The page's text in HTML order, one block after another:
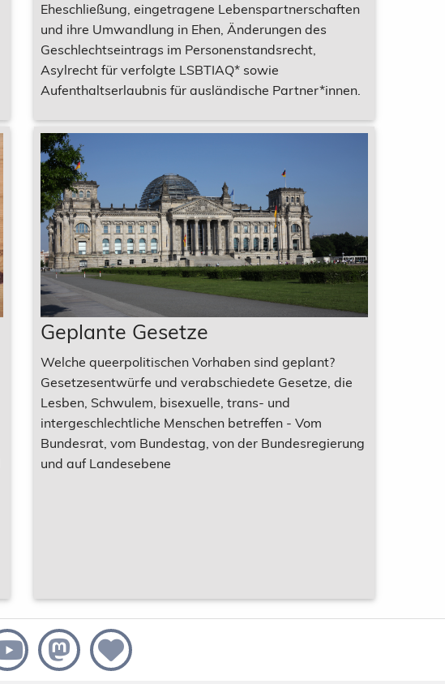
Eheschließung, eingetragene Lebenspartnerschaften
und ihre Umwandlung in Ehen, Änderungen des
Geschlechtseintrags im Personenstandsrecht,
Asylrecht für verfolgte LSBTIAQ* sowie
Aufenthaltserlaubnis für ausländische Partner*innen.
Geplante Gesetze
Welche queerpolitischen Vorhaben sind geplant?
Gesetzesentwürfe und verabschiedete Gesetze, die
Lesben, Schwulem, bisexuelle, trans- und
intergeschlechtliche Menschen betreffen - Vom
Bundesrat, vom Bundestag, von der Bundesregierung
und auf Landesebene